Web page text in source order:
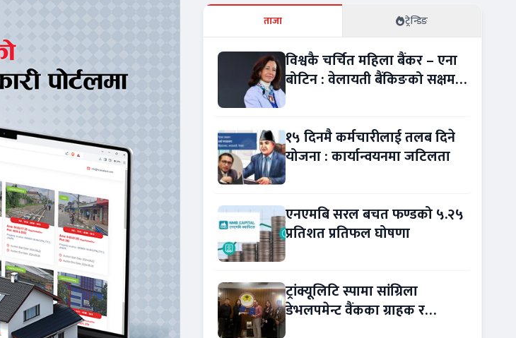
ताजा ट्रेन्डिङ
विश्वकै चर्चित महिला बैंकर – एना
बोटिन : वेलायती बैंकिङको सक्षम
१५ दिनमै कर्मचारीलाई तलब दिने
योजना : कार्यान्वयनमा जटिलता
एनएमबि सरल बचत फण्डको ५.२५
प्रतिशत प्रतिफल घोषणा
ट्रांक्यूलिटि स्पामा सांग्रिला
डेभलपमेन्ट वैंकका ग्राहक र